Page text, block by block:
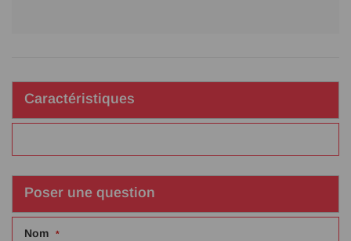
Caractéristiques
Poser une question
Nom